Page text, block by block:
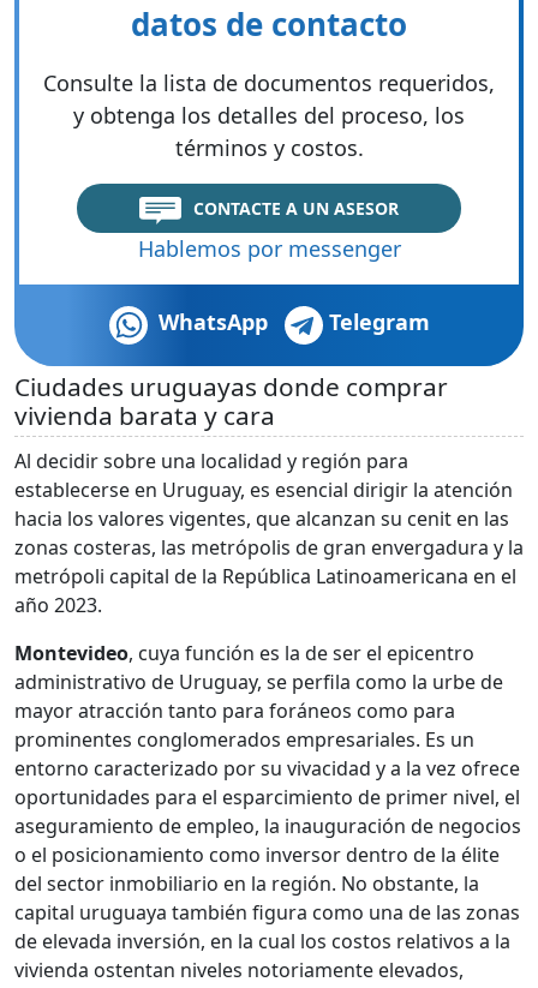
datos de contacto
Consulte la lista de documentos requeridos,
y obtenga los detalles del proceso, los
términos y costos.
CONTACTE A UN ASESOR
Hablemos por messenger
WhatsApp Telegram
Ciudades uruguayas donde comprar
vivienda barata y cara
Al decidir sobre una localidad y región para
establecerse en Uruguay, es esencial dirigir la atención
hacia los valores vigentes, que alcanzan su cenit en las
zonas costeras, las metrópolis de gran envergadura y la
metrópoli capital de la República Latinoamericana en el
año 2023.
Montevideo, cuya función es la de ser el epicentro
administrativo de Uruguay, se perfila como la urbe de
mayor atracción tanto para foráneos como para
prominentes conglomerados empresariales. Es un
entorno caracterizado por su vivacidad y a la vez ofrece
oportunidades para el esparcimiento de primer nivel, el
aseguramiento de empleo, la inauguración de negocios
o el posicionamiento como inversor dentro de la élite
del sector inmobiliario en la región. No obstante, la
capital uruguaya también figura como una de las zonas
de elevada inversión, en la cual los costos relativos a la
vivienda ostentan niveles notoriamente elevados,